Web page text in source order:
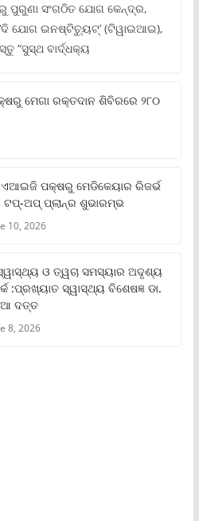
ପୁରୁଣା ସଂଗଠିତ ଯୋଗ କେନ୍ଦ୍ର,
‘ଦି ଯୋଗ ଇନଷ୍ଟିଚ୍ୟୁଟ୍‌’ (ଟିୱାଇଆଇ),
“ସୁସ୍ଥ ବାର୍ଦ୍ଧକ୍ୟ
ମେଗା ରକ୍ତଦାନ ଶିବିରରେ ୨୮୦
ଏଆଇଜି ପକ୍ଷରୁ ମେଡିକେୟାର ରିଜର୍ଭ
ଅପ୍ ପ୍ଲାନ୍‌ର ଶୁଭାରମ୍ଭ
10, 2026
ଓ ତ୍ୱଚା ସମସ୍ୟାର ଅଦୃଶ୍ୟ
:ପ୍ରଖ୍ୟାତ ସ୍ୱାସ୍ଥ୍ୟ ବିଶେଷଜ୍ଞ ଡା.
ଦତ୍ତ
8, 2026